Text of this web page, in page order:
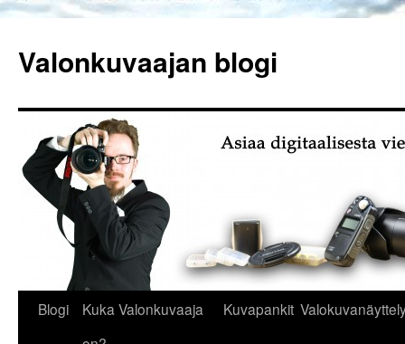
Valonkuvaajan blogi
Blogi
Kuka Valonkuvaaja
Kuvapankit